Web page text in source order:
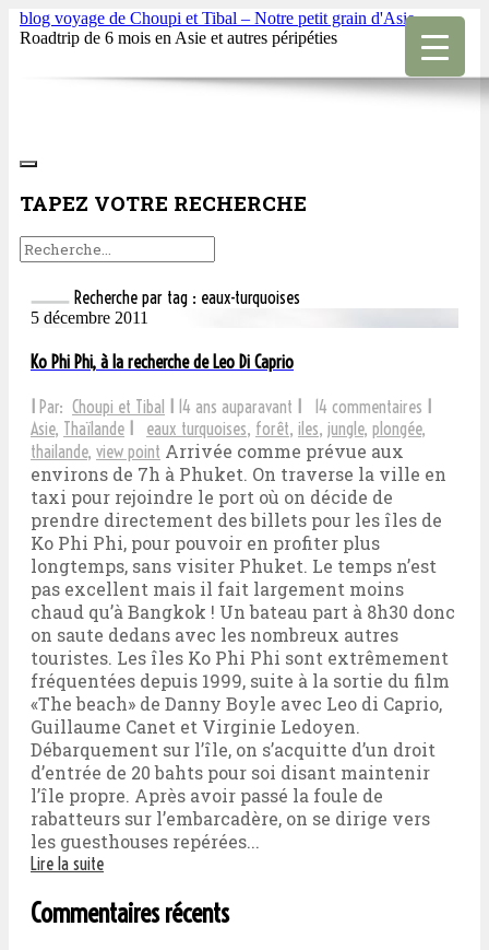
blog voyage de Choupi et Tibal – Notre petit grain d'Asie
Roadtrip de 6 mois en Asie et autres péripéties
TAPEZ VOTRE RECHERCHE
Recherche par tag : eaux-turquoises
5 décembre 2011
Ko Phi Phi, à la recherche de Leo Di Caprio
Par: Choupi et Tibal 14 ans auparavant 14 commentaires
Asie, Thaïlande eaux turquoises, forêt, iles, jungle, plongée,
thailande, view point Arrivée comme prévue aux
environs de 7h à Phuket. On traverse la ville en
taxi pour rejoindre le port où on décide de
prendre directement des billets pour les îles de
Ko Phi Phi, pour pouvoir en profiter plus
longtemps, sans visiter Phuket. Le temps n’est
pas excellent mais il fait largement moins
chaud qu’à Bangkok ! Un bateau part à 8h30 donc
on saute dedans avec les nombreux autres
touristes. Les îles Ko Phi Phi sont extrêmement
fréquentées depuis 1999, suite à la sortie du film
«The beach» de Danny Boyle avec Leo di Caprio,
Guillaume Canet et Virginie Ledoyen.
Débarquement sur l’île, on s’acquitte d’un droit
d’entrée de 20 bahts pour soi disant maintenir
l’île propre. Après avoir passé la foule de
rabatteurs sur l’embarcadère, on se dirige vers
les guesthouses repérées...
Lire la suite
Commentaires récents